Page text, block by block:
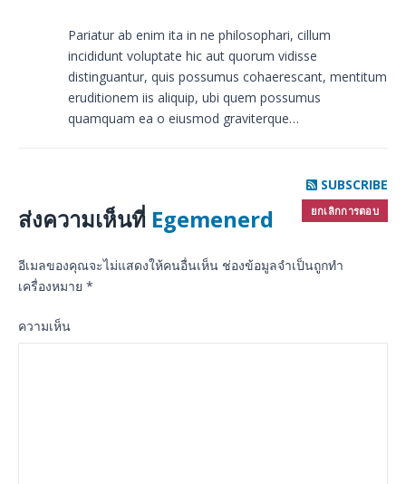
Pariatur ab enim ita in ne philosophari, cillum
incididunt voluptate hic aut quorum vidisse
distinguantur, quis possumus cohaerescant, mentitum
eruditionem iis aliquip, ubi quem possumus
quamquam ea o eiusmod graviterque…
SUBSCRIBE
ส่งความเห็นที่ Egemenerd ยกเลิกการตอบ
อีเมลของคุณจะไม่แสดงให้คนอื่นเห็น ช่องข้อมูลจำเป็นถูกทำ
เครื่องหมาย *
ความเห็น